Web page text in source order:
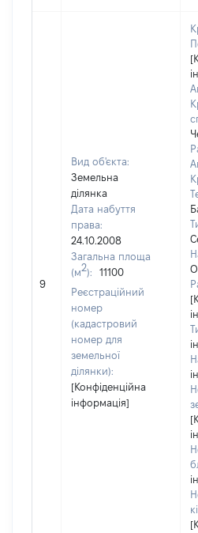
9
Вид об'єкта:
Земельна
ділянка
Дата набуття
права:
24.10.2008
Загальна площа
(м2):
11100
Реєстраційний
номер
(кадастровий
номер для
земельної
ділянки):
[Конфіденційна
інформація]